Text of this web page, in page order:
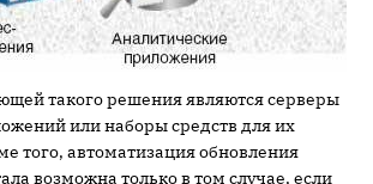
такого решения являются серверы
или наборы средств для их
того, автоматизация обновления
возможна только в том случае, если